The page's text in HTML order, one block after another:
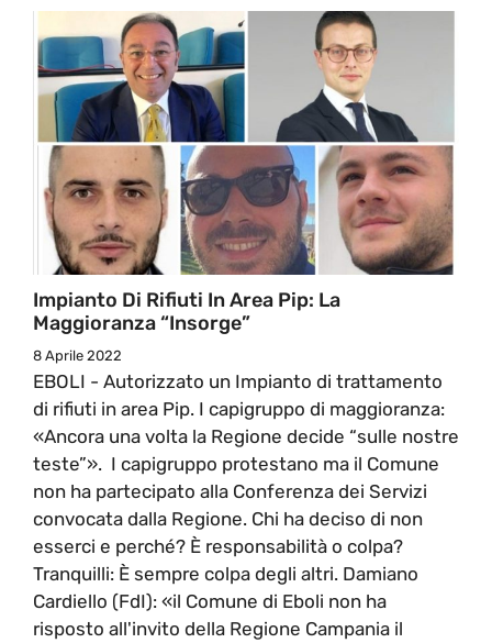
Impianto Di Rifiuti In Area Pip: La
Maggioranza “insorge”
8 Aprile 2022
EBOLI - Autorizzato un Impianto di trattamento
di rifiuti in area Pip. I capigruppo di maggioranza:
«Ancora una volta la Regione decide “sulle nostre
teste”». I capigruppo protestano ma il Comune
non ha partecipato alla Conferenza dei Servizi
convocata dalla Regione. Chi ha deciso di non
esserci e perché? È responsabilità o colpa?
Tranquilli: È sempre colpa degli altri. Damiano
Cardiello (FdI): «il Comune di Eboli non ha
risposto all'invito della Regione Campania il